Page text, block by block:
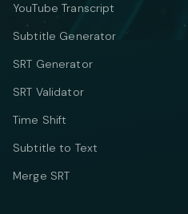
YouTube Transcript
Subtitle Generator
SRT Generator
SRT Validator
Time Shift
Subtitle to Text
Merge SRT